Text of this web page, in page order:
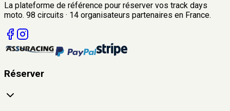
La plateforme de référence pour réserver vos track days
moto. 98 circuits · 14 organisateurs partenaires en France.
Réserver